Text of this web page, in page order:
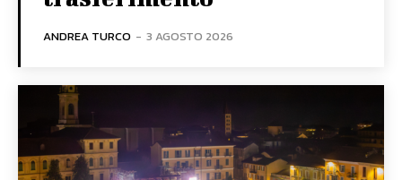
ANDREA TURCO - 3 AGOSTO 2026